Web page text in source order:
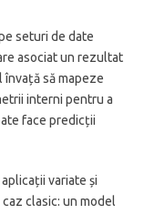
seturi de date
asociat un rezultat
să mapeze
interni pentru a
face predicții
variate și
clasic: un model